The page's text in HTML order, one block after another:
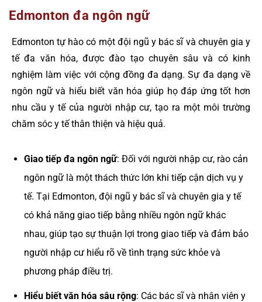
Edmonton đa ngôn ngữ
Edmonton tự hào có một đội ngũ y bác sĩ và chuyên gia y
tế đa văn hóa, được đào tạo chuyên sâu và có kinh
nghiệm làm việc với cộng đồng đa dạng. Sự đa dạng về
ngôn ngữ và hiểu biết văn hóa giúp họ đáp ứng tốt hơn
nhu cầu y tế của người nhập cư, tạo ra một môi trường
chăm sóc y tế thân thiện và hiệu quả.
Giao tiếp đa ngôn ngữ: Đối với người nhập cư, rào cản
ngôn ngữ là một thách thức lớn khi tiếp cận dịch vụ y
tế. Tại Edmonton, đội ngũ y bác sĩ và chuyên gia y tế
có khả năng giao tiếp bằng nhiều ngôn ngữ khác
nhau, giúp tạo sự thuận lợi trong giao tiếp và đảm bảo
người nhập cư hiểu rõ về tình trạng sức khỏe và
phương pháp điều trị.
Hiểu biết văn hóa sâu rộng: Các bác sĩ và nhân viên y